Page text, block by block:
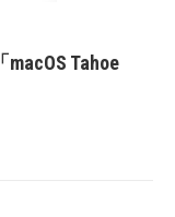
Tahoe